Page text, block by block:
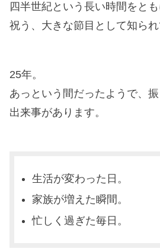
四半世紀という長い時間をと
祝う、大きな節目として知られ
25年。
あっという間だったようで、
出来事があります。
生活が変わった日。
家族が増えた瞬間。
忙しく過ぎた毎日。